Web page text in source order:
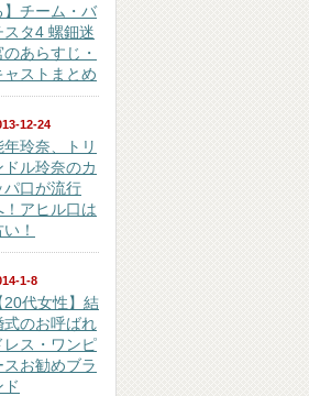
】チーム・バ
スタ4 螺鈿迷
のあらすじ・
ャストまとめ
12-24
年玲奈、トリ
ドル玲奈のカ
パ口が流行
！アヒル口は
！
1-8
20代女性】結
式のお呼ばれ
レス・ワンピ
スお勧めブラ
ド